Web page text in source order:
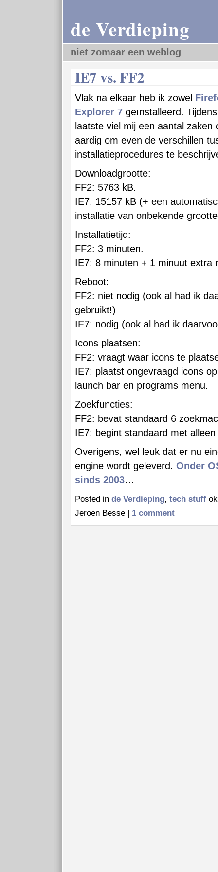
de Verdieping
niet zomaar een weblog
IE7 vs. FF2
Vlak na elkaar heb ik zowel
Explorer 7 geïnstalleerd.
laatste viel mij een aantal zaken
aardig om even de verschillen
installatieprocedures te
Downloadgrootte:
FF2: 5763 kB.
IE7: 15157 kB (+ een
installatie van onbekende
Installatietijd:
FF2: 3 minuten.
IE7: 8 minuten + 1 minuut extra
Reboot:
FF2: niet nodig (ook al had ik
gebruikt!)
IE7: nodig (ook al had ik
Icons plaatsen:
FF2: vraagt waar icons te
IE7: plaatst ongevraagd icons
launch bar en programs menu.
Zoekfuncties:
FF2: bevat standaard 6
IE7: begint standaard met
Overigens, wel leuk dat er nu
engine wordt geleverd. Onder
sinds 2003…
Posted in de Verdieping, tech stuff
Jeroen Besse | 1 comment